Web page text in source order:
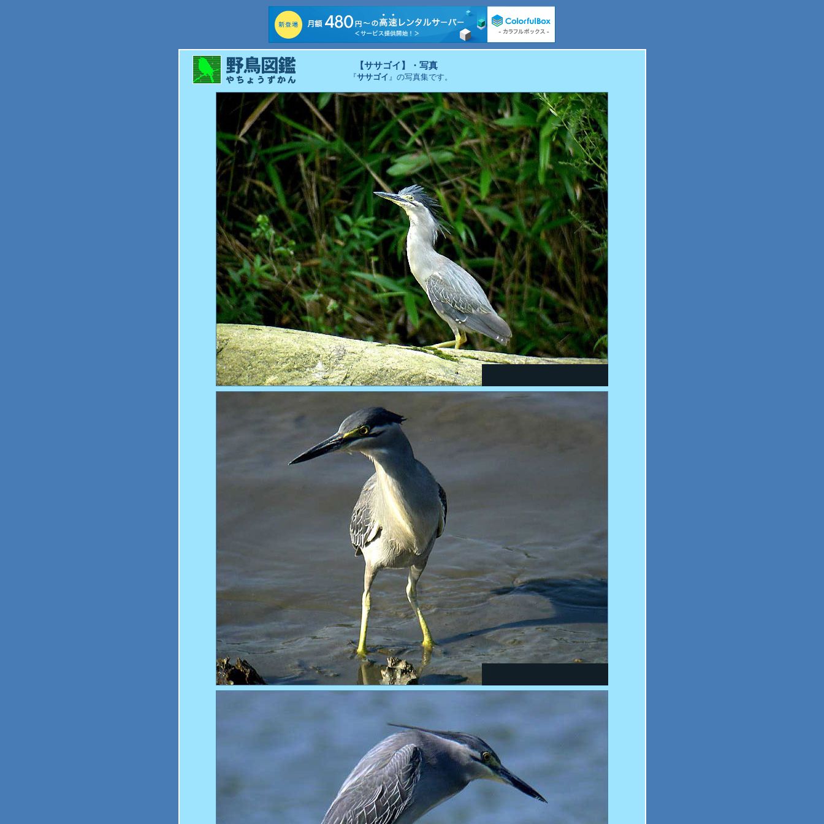
【ササゴイ】・写真
『ササゴイ 』の写真集です。